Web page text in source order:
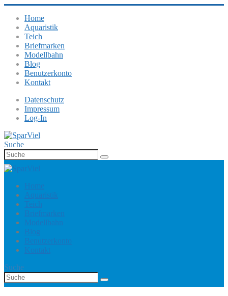
Home
Aquaristik
Teich
Briefmarken
Modellbahn
Blog
Benutzerkonto
Kontakt
Datenschutz
Impressum
Log-In
Suche
Home
Aquaristik
Teich
Briefmarken
Modellbahn
Blog
Benutzerkonto
Kontakt
Suche